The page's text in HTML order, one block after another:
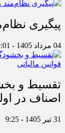
پیگیری
04 مرداد 1405 - 9:01
تقسیط و
اصناف در
31 تیر 1405 - 9:25